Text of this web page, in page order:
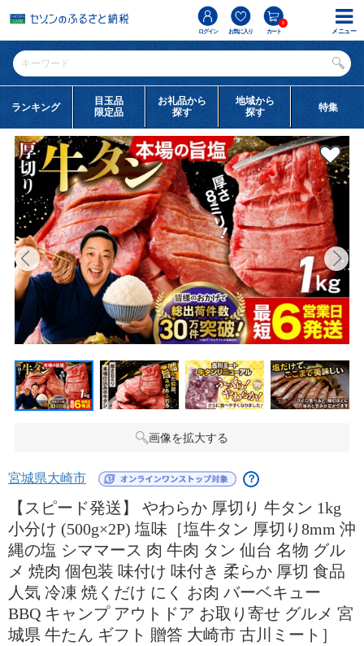
ログイン お気に入り カート
0
ランキング
目玉品
限定品
お礼品から
探す
地域から
探す
特集
画像を拡大する
宮城県大崎市 ？
【スピード発送】 やわらか 厚切り 牛タン 1kg
小分け (500g×2P) 塩味［塩牛タン 厚切り8mm 沖
縄の塩 シママース 肉 牛肉 タン 仙台 名物 グル
メ 焼肉 個包装 味付け 味付き 柔らか 厚切 食品
人気 冷凍 焼くだけ にく お肉 バーベキュー
BBQ キャンプ アウトドア お取り寄せ グルメ 宮
城県 牛たん ギフト 贈答 大崎市 古川ミート］
メニュー